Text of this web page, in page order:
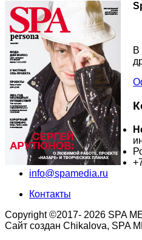
В
info@spamedia.ru
Контакты
Copyright ©2017- 2026 SPA
Сайт создан Chikalova, SPA